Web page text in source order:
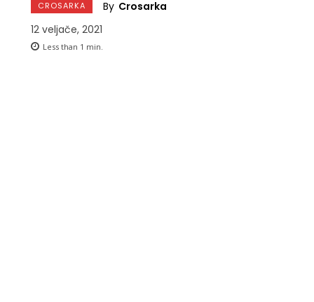
CROSARKA By Crosarka
12 veljače, 2021
Less than 1 min.